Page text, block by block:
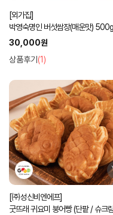
[외가집]
박영숙명인 버섯쌈장(매운맛)
선물세트
30,000원
상품후기 (1)
[㈜성신비엔에프]
굿뜨래 귀요미 붕어빵 (단팥 / 슈